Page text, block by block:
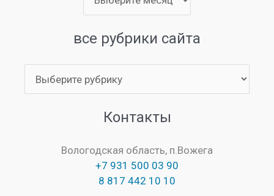
записей
все рубрики сайта
рубрики
Контакты
Вологодская область, п.Вожега
+7 931 500 03 90
8 817 442 10 10